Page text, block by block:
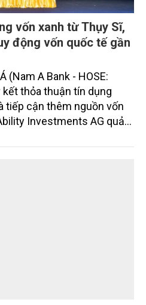
vốn xanh từ Thụy Sĩ,
động vốn quốc tế gần
(Nam A Bank - HOSE:
thỏa thuận tín dụng
tiếp cận thêm nguồn vốn
Investments AG quản
năm đến nay lên gần 350